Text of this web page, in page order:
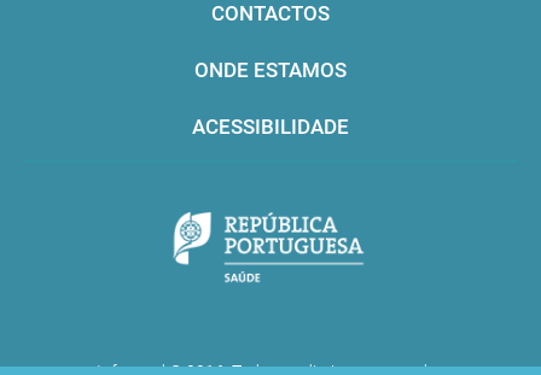
CONTACTOS
ONDE ESTAMOS
ACESSIBILIDADE